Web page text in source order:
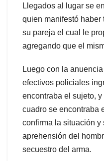
Llegados al lugar se
quien manifestó
su pareja el cual le
agregando que el
Luego con la
efectivos policiales
encontraba el sujeto,
cuadro se encontraba
confirma la situación y
aprehensión del
secuestro del arma.